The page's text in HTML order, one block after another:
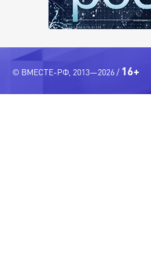
© ВМЕСТЕ-РФ, 2013—2026 / 16+